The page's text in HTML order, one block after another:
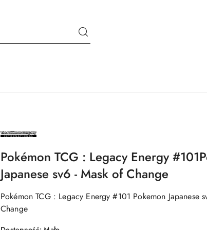
NAZWA
PRODUCENTA:
POKÉMON
COMPANY
Pokémon TCG : Legacy Energy
Japanese sv6 - Mask of Change
Pokémon TCG : Legacy Energy #101 Pokemon Japanese
Change